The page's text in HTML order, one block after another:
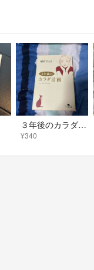
３年後のカラダ計画
¥340